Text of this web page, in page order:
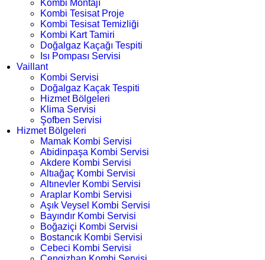
Kombi Montajı
Kombi Tesisat Proje
Kombi Tesisat Temizliği
Kombi Kart Tamiri
Doğalgaz Kaçağı Tespiti
Isı Pompası Servisi
Vaillant
Kombi Servisi
Doğalgaz Kaçak Tespiti
Hizmet Bölgeleri
Klima Servisi
Şofben Servisi
Hizmet Bölgeleri
Mamak Kombi Servisi
Abidinpaşa Kombi Servisi
Akdere Kombi Servisi
Altıağaç Kombi Servisi
Altınevler Kombi Servisi
Araplar Kombi Servisi
Aşık Veysel Kombi Servisi
Bayındır Kombi Servisi
Boğaziçi Kombi Servisi
Bostancık Kombi Servisi
Cebeci Kombi Servisi